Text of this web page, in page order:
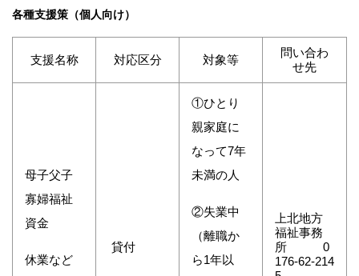
各種支援策（個人向け）
支援名称 対応区分 対象等
問い合わ
せ先
母子父子
寡婦福祉
資金
休業など
貸付
①ひとり
親家庭に
なって7年
未満の人
②失業中
（離職か
ら1年以
上北地方
福祉事務
所 0
176-62-214